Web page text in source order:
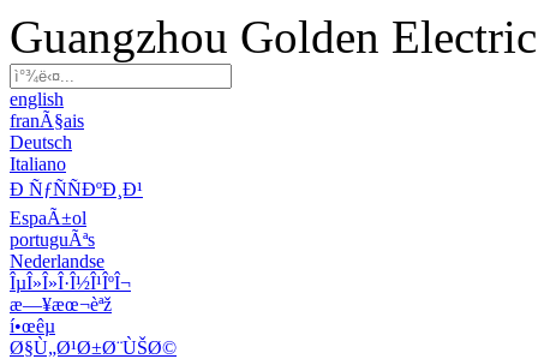
Guangzhou Golden
english
franÃ§ais
Deutsch
Italiano
Ð ÑƒÑÑÐºÐ¸Ð¹
EspaÃ±ol
portuguÃªs
Nederlandse
ÎµÎ»Î»Î·Î½Î¹ÎºÎ¬
æ—¥æœ¬èªž
í•œêµ­
Ø§Ù„Ø¹Ø±Ø¨ÙŠØ©